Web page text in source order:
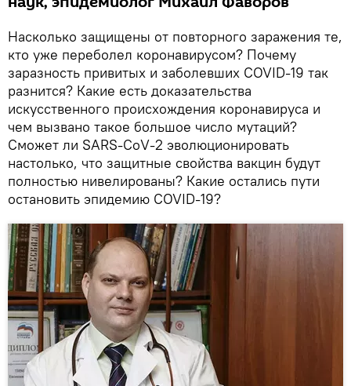
Насколько защищены от повторного заражения те,
кто уже переболел коронавирусом? Почему
заразность привитых и заболевших COVID-19 так
разнится? Какие есть доказательства
искусственного происхождения коронавируса и
чем вызвано такое большое число мутаций?
Сможет ли SARS-CoV-2 эволюционировать
настолько, что защитные свойства вакцин будут
полностью нивелированы? Какие остались пути
остановить эпидемию COVID-19?